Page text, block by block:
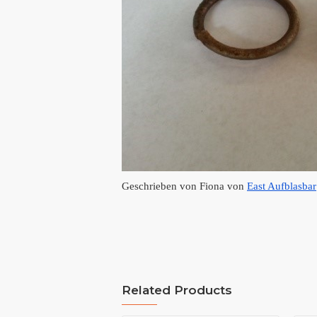
Geschrieben von Fiona von East Aufblasbar
Related Products